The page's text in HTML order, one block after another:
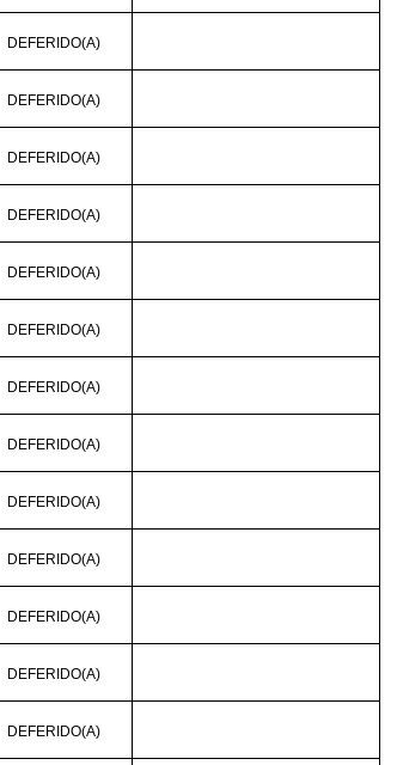
DEFERIDO(A)
DEFERIDO(A)
DEFERIDO(A)
DEFERIDO(A)
DEFERIDO(A)
DEFERIDO(A)
DEFERIDO(A)
DEFERIDO(A)
DEFERIDO(A)
DEFERIDO(A)
DEFERIDO(A)
DEFERIDO(A)
DEFERIDO(A)